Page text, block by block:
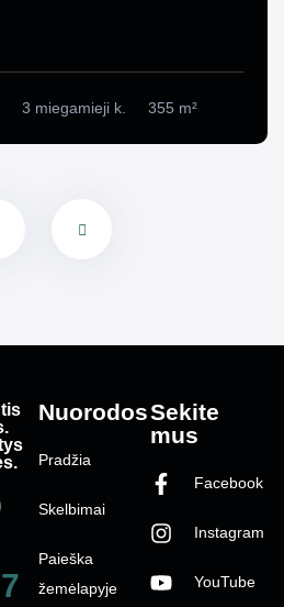
3 miegamieji k. 355 m²
Nuorodos
Pradžia
Skelbimai
Paieška
žemėlapyje
Sekite
mus
Facebook
Instagram
YouTube